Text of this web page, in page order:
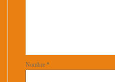
Nombre *